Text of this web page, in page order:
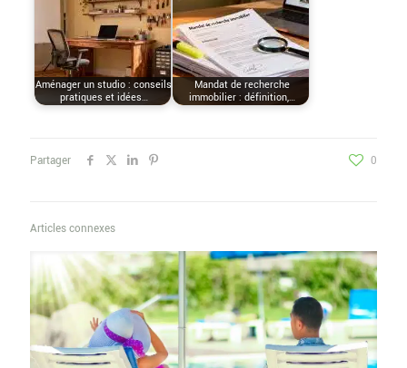
Aménager un studio : conseils
pratiques et idées…
Mandat de recherche
immobilier : définition,…
Partager 0
Articles connexes